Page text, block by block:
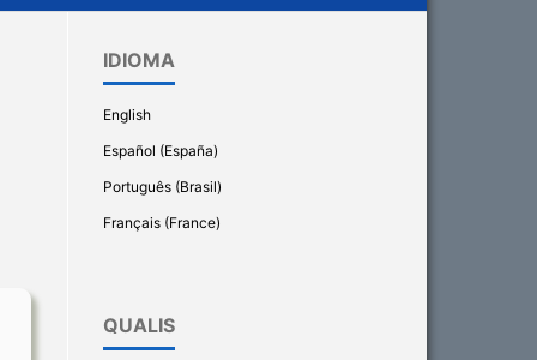
IDIOMA
English
Español (España)
Português (Brasil)
Français (France)
QUALIS